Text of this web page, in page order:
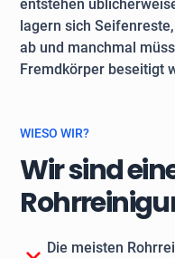
entstehen
lagern sich
ab und manchmal
Fremdkörper beseitigt
WIESO WIR?
Wir sind
Die meisten